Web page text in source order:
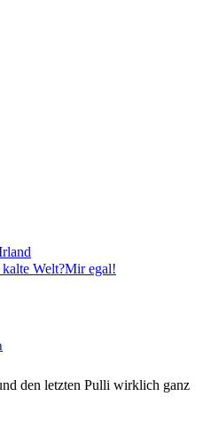
Welt?Mir egal!
den letzten Pulli wirklich ganz